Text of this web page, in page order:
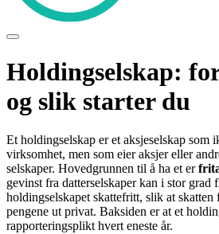
Holdingselskap:
og slik starter du
Et holdingselskap er et aksjeselskap som
virksomhet, men som eier aksjer eller
selskaper. Hovedgrunnen til å ha et er
gevinst fra datterselskaper kan i stor grad
holdingselskapet skattefritt, slik at skatten
pengene ut privat. Baksiden er at et
rapporteringsplikt hvert eneste år.